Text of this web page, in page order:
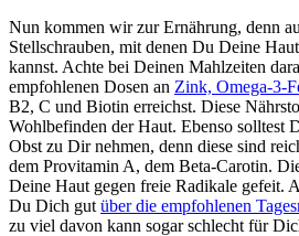
Nun kommen wir zur Ernährung, denn
Stellschrauben, mit denen Du Deine
kannst. Achte bei Deinen Mahlzeiten
empfohlenen Dosen an Zink, Omega-3-
B2, C und Biotin erreichst. Diese
Wohlbefinden der Haut. Ebenso solltest
Obst zu Dir nehmen, denn diese sind
dem Provitamin A, dem Beta-Carotin.
Deine Haut gegen freie Radikale gefeit.
Du Dich gut über die empfohlenen
zu viel davon kann sogar schlecht für